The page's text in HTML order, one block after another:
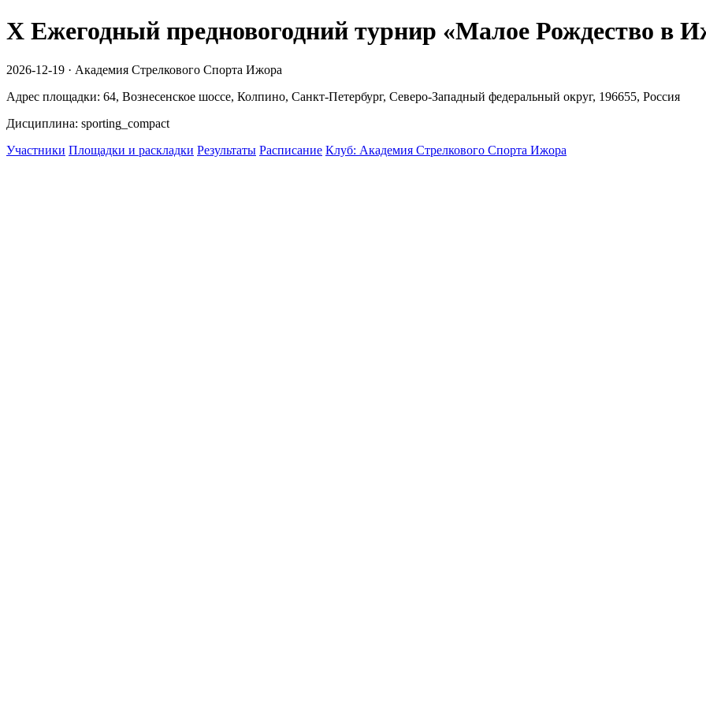
Х Ежегодный предновогодний турнир «Малое Рождество в
2026-12-19 · Академия Стрелкового Спорта Ижора
Адрес площадки: 64, Вознесенское шоссе, Колпино, Санкт-Петербург, Северо-Западный федеральный округ, 196655, Россия
Дисциплина: sporting_compact
Участники Площадки и раскладки Результаты Расписание Клуб: Академия Стрелкового Спорта Ижора